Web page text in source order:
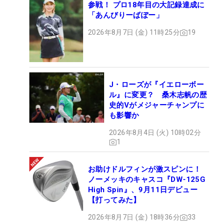
参戦！ プロ18年目の大記録達成に
「あんびりーばぼー」
2026年8月7日 (金) 11時25分 19
J・ローズが『イエローボー
ル』に変更？ 桑木志帆の歴
史的Vがメジャーチャンプに
も影響か
2026年8月4日 (火) 10時02分
1
お助けドルフィンが激スピンに！
ノーメッキのキャスコ『DW-125G
High Spin』、9月11日デビュー
【打ってみた】
2026年8月7日 (金) 18時36分 33